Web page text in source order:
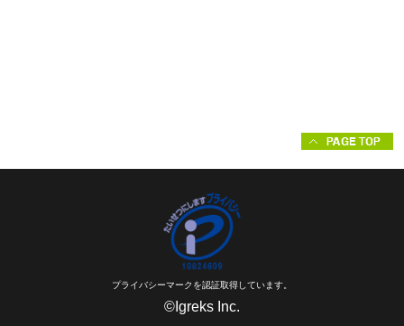
プライバシーマークを認証取得しています。
©Igreks Inc.